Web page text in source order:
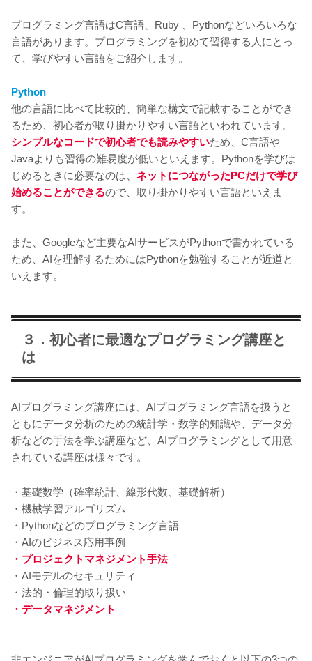
プログラミング言語はC言語、Ruby 、Pythonなどいろいろな
言語があります。プログラミングを初めて習得する人にとっ
て、学びやすい言語をご紹介します。
Python
他の言語に比べて比較的、簡単な構文で記載することができ
るため、初心者が取り掛かりやすい言語といわれています。
シンプルなコードで初心者でも読みやすいため、C言語や
Javaよりも習得の難易度が低いといえます。Pythonを学びは
じめるときに必要なのは、 ネットにつながったPCだけで学び
始めることができるので、取り掛かりやすい言語といえま
す。
また、Googleなど主要なAIサービスがPythonで書かれている
ため、AIを理解するためにはPythonを勉強することが近道と
いえます。
３．初心者に最適なプログラミング講座と
は
AIプログラミング講座には、AIプログラミング言語を扱うと
ともにデータ分析のための統計学・数学的知識や、データ分
析などの手法を学ぶ講座など、AIプログラミングとして用意
されている講座は様々です。
・基礎数学（確率統計、線形代数、基礎解析）
・機械学習アルゴリズム
・Pythonなどのプログラミング言語
・AIのビジネス応用事例
・プロジェクトマネジメント手法
・AIモデルのセキュリティ
・法的・倫理的取り扱い
・データマネジメント